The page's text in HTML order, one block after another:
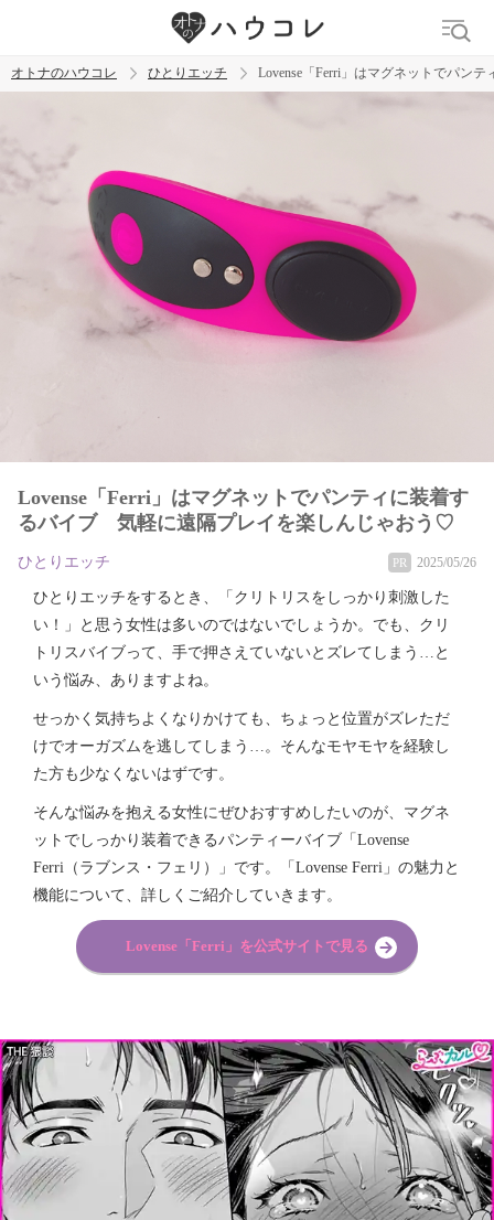
トレンド ワード
ラブグッズ 乳首 クリトリス
オトナのハウコレ ひとりエッチ Lovense「Ferri」はマグネットでパン
Lovense「Ferri」はマグネットでパンティに装着す
るバイブ 気軽に遠隔プレイを楽しんじゃおう♡
ひとりエッチ PR 2025/05/26
ひとりエッチをするとき、「クリトリスをしっかり刺激した
い！」と思う女性は多いのではないでしょうか。でも、クリ
トリスバイブって、手で押さえていないとズレてしまう…と
いう悩み、ありますよね。
せっかく気持ちよくなりかけても、ちょっと位置がズレただ
けでオーガズムを逃してしまう…。そんなモヤモヤを経験し
た方も少なくないはずです。
そんな悩みを抱える女性にぜひおすすめしたいのが、マグネ
ットでしっかり装着できるパンティーバイブ「Lovense
Ferri（ラブンス・フェリ）」です。「Lovense Ferri」の魅力と
機能について、詳しくご紹介していきます。
Lovense「Ferri」を公式サイトで見る